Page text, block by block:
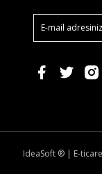
IdeaSoft ® | E-